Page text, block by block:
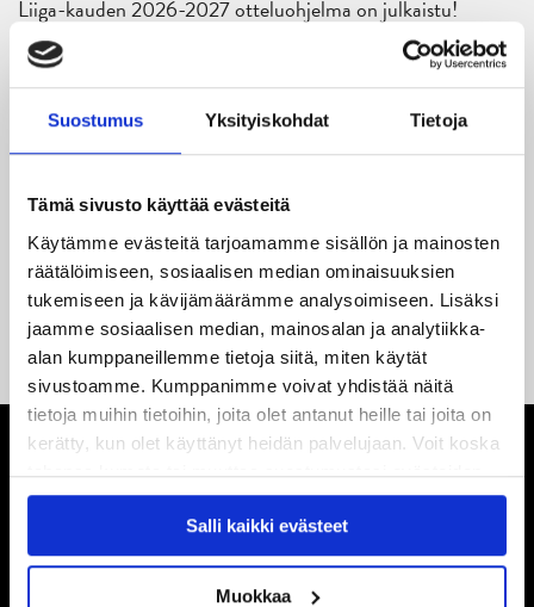
Suostumus Yksityiskohdat Tietoja
Tämä sivusto käyttää evästeitä
Käytämme evästeitä tarjoamamme sisällön ja mainosten
räätälöimiseen, sosiaalisen median ominaisuuksien
tukemiseen ja kävijämäärämme analysoimiseen. Lisäksi
jaamme sosiaalisen median, mainosalan ja analytiikka-
alan kumppaneillemme tietoja siitä, miten käytät
sivustoamme. Kumppanimme voivat yhdistää näitä
tietoja muihin tietoihin, joita olet antanut heille tai joita on
kerätty, kun olet käyttänyt heidän palvelujaan. Voit koska
tahansa kumota tai muuttaa suostumustasi evästeiden
käytöstäEvästeet-sivultamme.
Salli kaikki evästeet
Muokkaa
Liiga-kauden 2026-2027 otteluohjelma on julkaistu!
27.05.2026
Reece Newkirk vahvistamaan JYP-hyökkäystä!
18.05.2026
yhteistyö jatkuu
14.05.2026
Tuore Sveitsin mestari Juuso Arola JYP-puolustukseen
kahden vuoden sopimuksella